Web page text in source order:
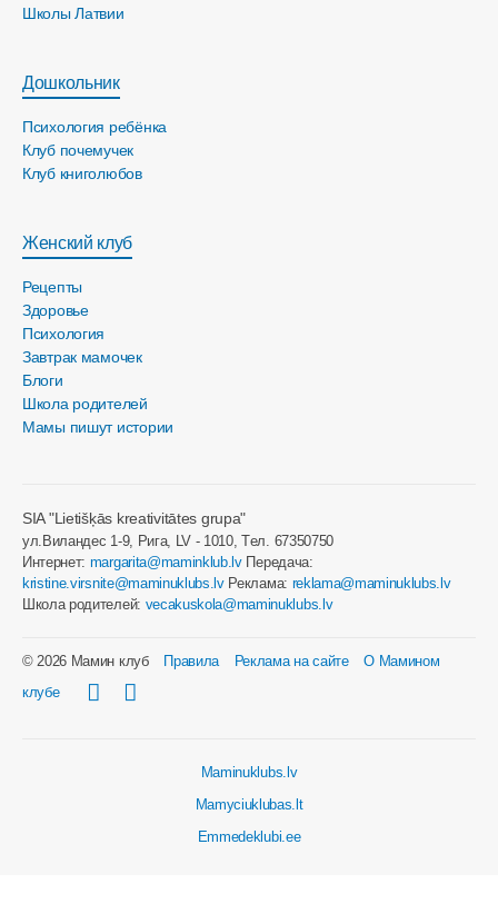
Школы Латвии
Дошкольник
Психология ребёнка
Клуб почемучек
Клуб книголюбов
Женский клуб
Рецепты
Здоровье
Психология
Завтрак мамочек
Блоги
Школа родителей
Мамы пишут истории
SIA "Lietišķās kreativitātes grupa"
ул.Виландес 1-9, Рига, LV - 1010, Tел. 67350750
Интернет: margarita@maminklub.lvПередача:
kristine.virsnite@maminuklubs.lvРеклама: reklama@maminuklubs.lv
Школа родителей: vecakuskola@maminuklubs.lv
© 2026 Мамин клуб Правила Реклама на сайте
О Мамином
клубе
Maminuklubs.lv
Mamyciuklubas.lt
Emmedeklubi.ee